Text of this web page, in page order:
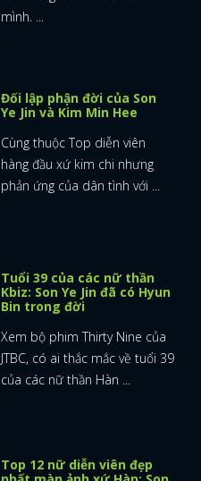
mình. ...
Đối lập phận đời của Son
Ye Jin và Kim Min Hee
Cùng thuộc Top diễn viên
hàng đầu xứ kim chi nhưng
phản ứng của dân tình với ...
Tuổi 39 của các nữ thần
Kbiz: Son Ye Jin đã có Hyun
Bin trong đời
Xem bộ phim Thirty Nine của
JTBC, có ai thắc mắc về tuổi 39
của các nữ thần Hàn ...
Top 12 nữ diễn viên đẹp